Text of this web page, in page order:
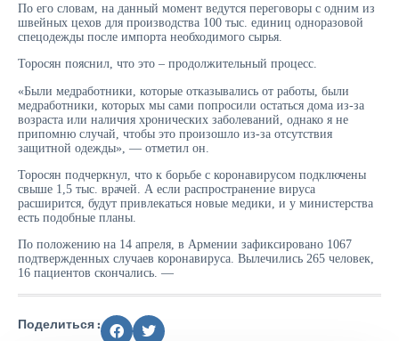
По его словам, на данный момент ведутся переговоры с одним из
швейных цехов для производства 100 тыс. единиц одноразовой
спецодежды после импорта необходимого сырья.
Торосян пояснил, что это – продолжительный процесс.
«Были медработники, которые отказывались от работы, были
медработники, которых мы сами попросили остаться дома из-за
возраста или наличия хронических заболеваний, однако я не
припомню случай, чтобы это произошло из-за отсутствия
защитной одежды», — отметил он.
Торосян подчеркнул, что к борьбе с коронавирусом подключены
свыше 1,5 тыс. врачей. А если распространение вируса
расширится, будут привлекаться новые медики, и у министерства
есть подобные планы.
По положению на 14 апреля, в Армении зафиксировано 1067
подтвержденных случаев коронавируса. Вылечились 265 человек,
16 пациентов скончались. —
Поделиться :